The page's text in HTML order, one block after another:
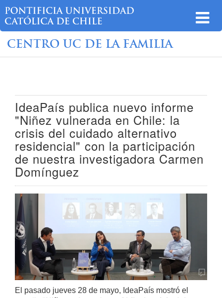
CENTRO UC DE LA FAMILIA
IdeaPaís publica nuevo informe
"Niñez vulnerada en Chile: la
crisis del cuidado alternativo
residencial" con la participación
de nuestra investigadora Carmen
Domínguez
El pasado jueves 28 de mayo, IdeaPaís mostró el